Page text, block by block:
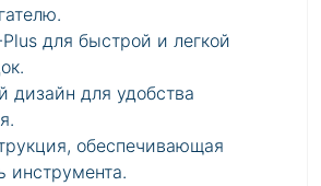
для быстрой и легкой
дизайн для удобства
обеспечивающая
инструмента.